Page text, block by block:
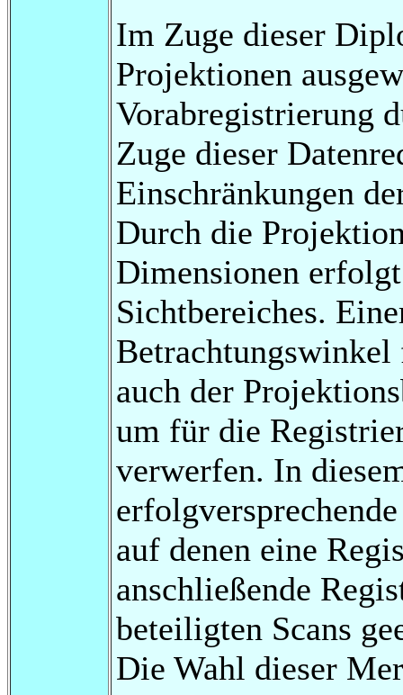
Im Zuge dieser
Projektionen
Vorabregistrierung
Zuge dieser
Einschränkungen
Durch die
Dimensionen
Sichtbereiches.
Betrachtungswinkel
auch der
um für die
verwerfen. In
auf denen eine
anschließende
beteiligten Scans
Die Wahl dieser